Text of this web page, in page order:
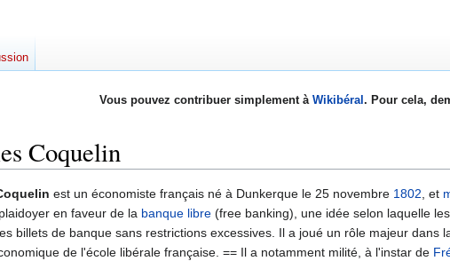
Vous pouvez contribuer simplement à Wikibéral . Pour cela,
Coquelin
est un économiste français né à Dunkerque le 25 novembre 1802, et
en faveur de la banque libre (free banking), une idée selon laquelle
billets de banque sans restrictions excessives. Il a joué un rôle majeur dans
de l'école libérale française. == Il a notamment milité, à l'instar de